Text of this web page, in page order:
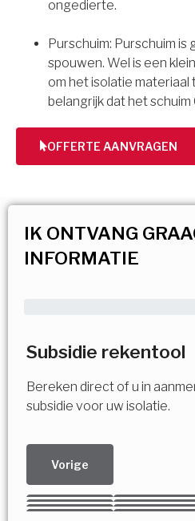
ongedierte.
Purschuim: Purschuim
spouwen. Wel is een
om het isolatie materiaal
belangrijk dat het schuim
OFFERTE AANVRAGEN
IK ONTVANG
INFORMATIE
Subsidie rekentool
Bereken direct of u in
subsidie voor uw isolatie.
Vorige
Kies uw
Vorige Volgende